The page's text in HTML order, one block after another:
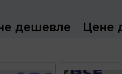
дешевле Цене